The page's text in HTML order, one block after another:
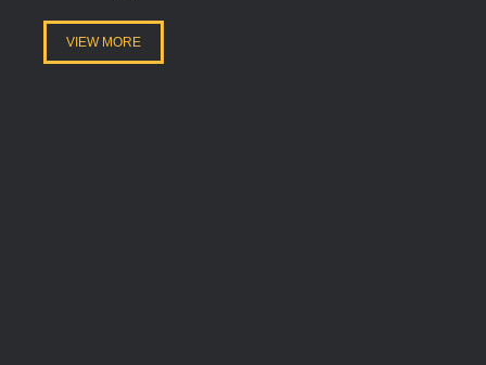
VIEW MORE